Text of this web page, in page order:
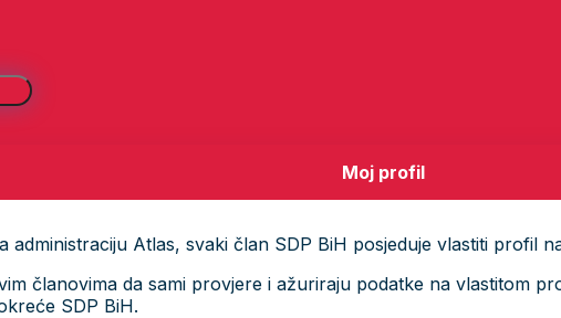
Moj profil
administraciju Atlas, svaki član SDP BiH posjeduje vlastiti profil
članovima da sami provjere i ažuriraju podatke na vlastitom
SDP BiH.